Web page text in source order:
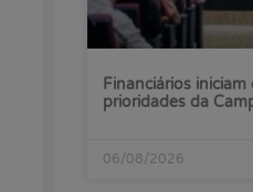
Financiários
prioridades da
06/08/2026